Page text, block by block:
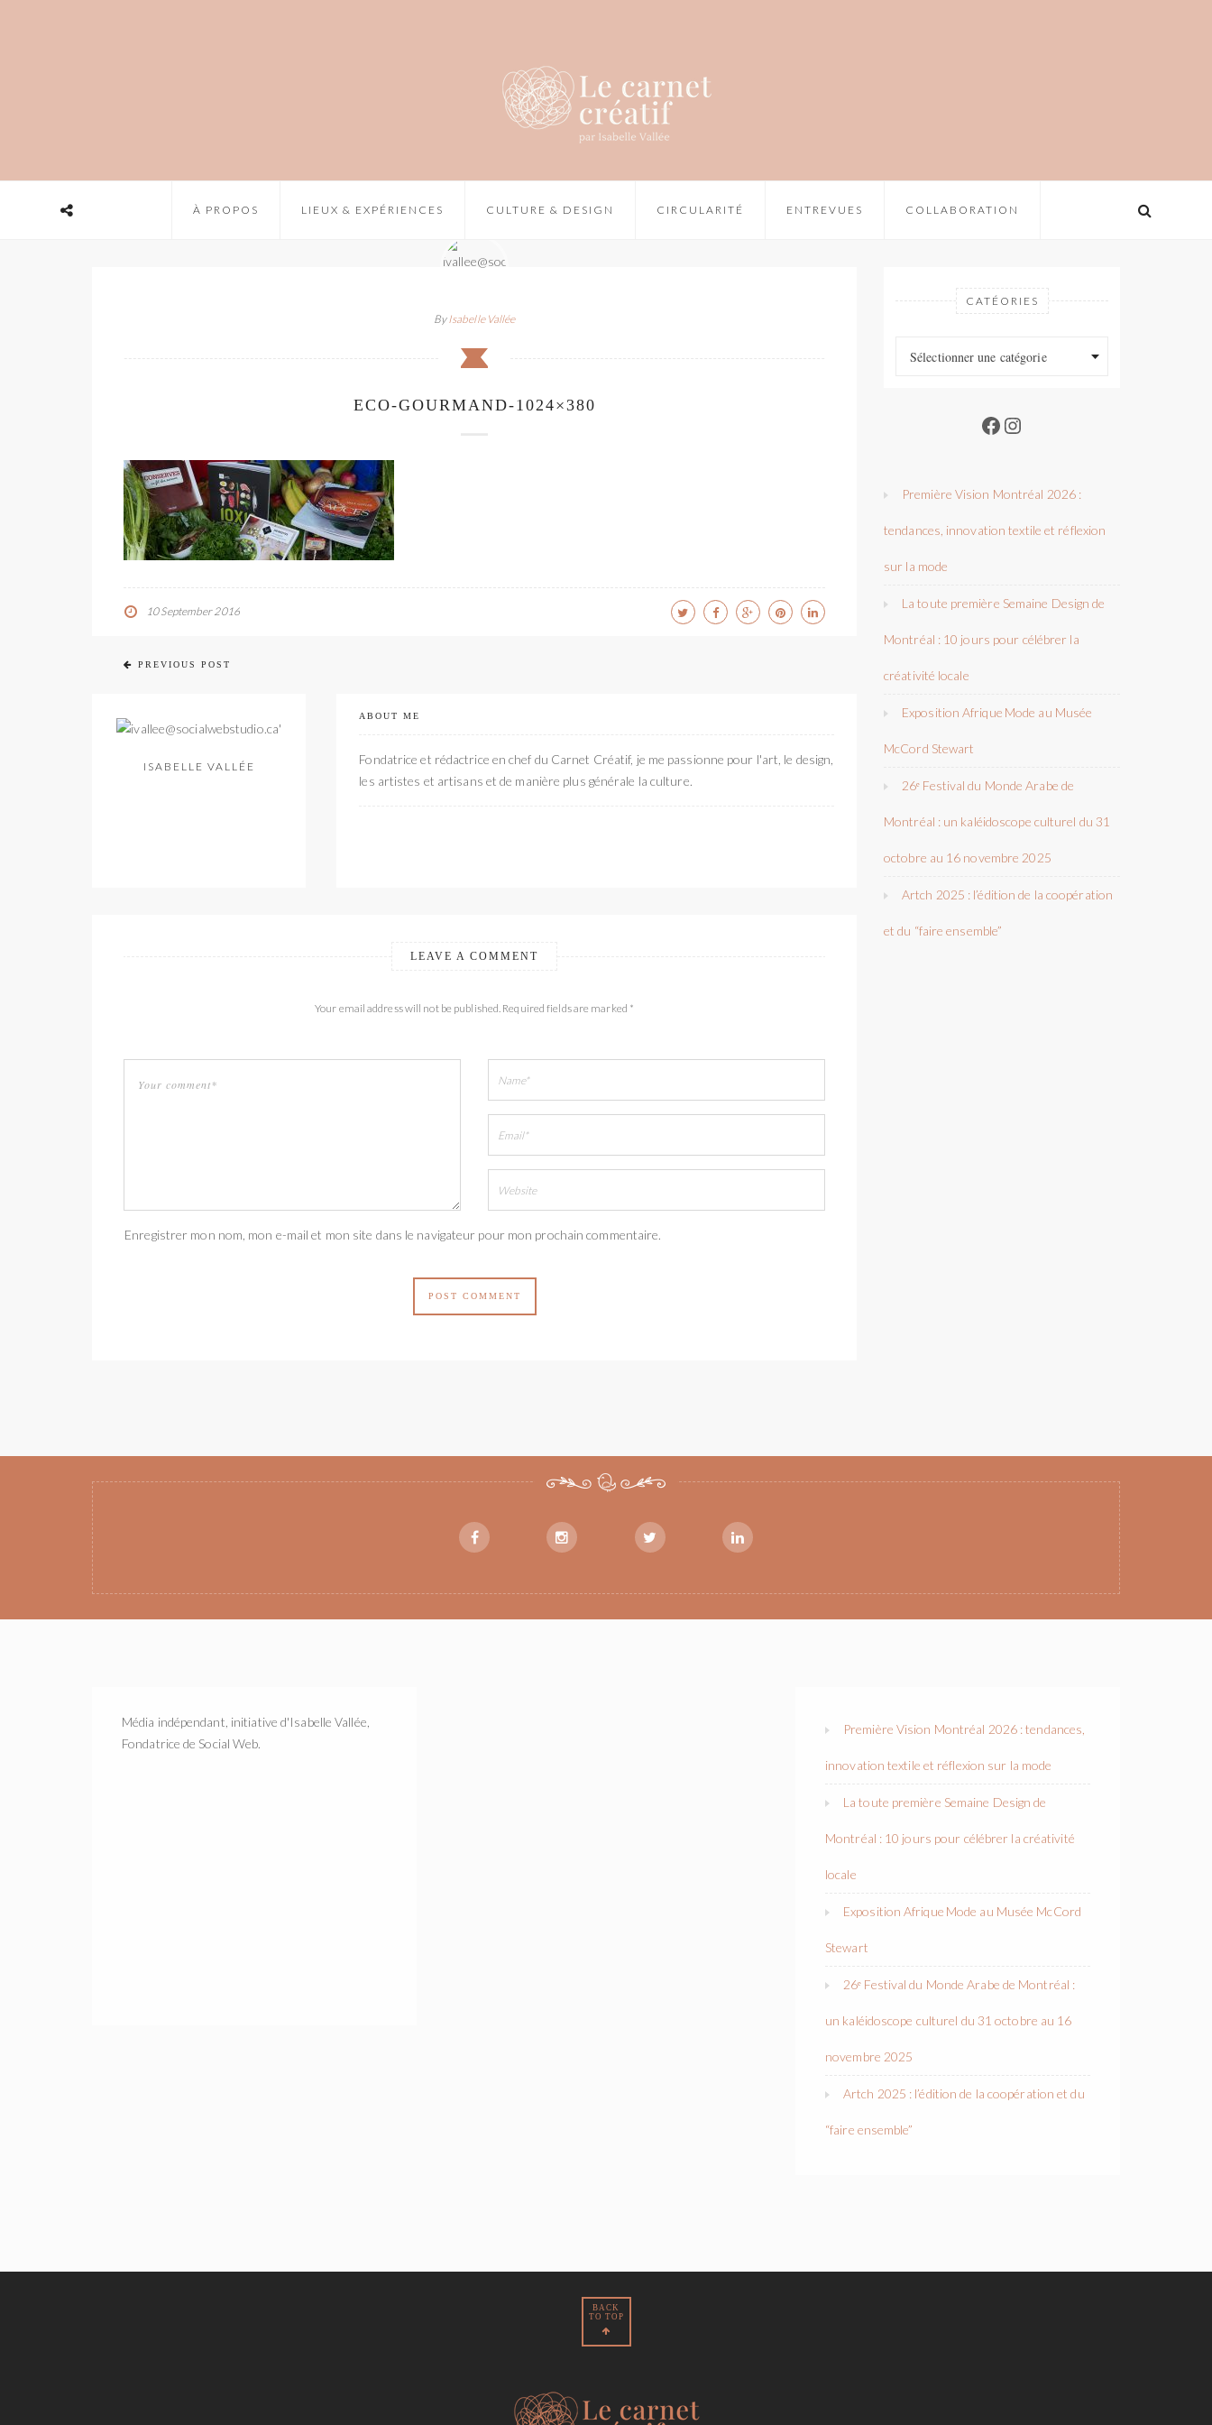
À PROPOS LIEUX & EXPÉRIENCES CULTURE & DESIGN CIRCULARITÉ ENTREVUES COLLABORATION
ByIsabelle Vallée
ECO-GOURMAND-1024×380
10 September 2016
PREVIOUS POST
ISABELLE VALLÉE
ABOUT ME
Fondatrice et rédactrice en chef du Carnet Créatif, je me passionne pour l'art, le design,
les artistes et artisans et de manière plus générale la culture.
LEAVE A COMMENT
Your email address will not be published. Required fields are marked *
Enregistrer mon nom, mon e-mail et mon site dans le navigateur pour mon prochain commentaire.
CATÉORIES
Sélectionner une catégorie
Facebook
Instagram
Première Vision Montréal 2026 :
tendances, innovation textile et réflexion
sur la mode
La toute première Semaine Design de
Montréal : 10 jours pour célébrer la
créativité locale
Exposition Afrique Mode au Musée
McCord Stewart
26ᵉ Festival du Monde Arabe de
Montréal : un kaléidoscope culturel du 31
octobre au 16 novembre 2025
Artch 2025 : l’édition de la coopération
et du “faire ensemble”
Média indépendant, initiative d'Isabelle Vallée,
Fondatrice de Social Web.
Première Vision Montréal 2026 : tendances,
innovation textile et réflexion sur la mode
La toute première Semaine Design de
Montréal : 10 jours pour célébrer la créativité
locale
Exposition Afrique Mode au Musée McCord
Stewart
26ᵉ Festival du Monde Arabe de Montréal :
un kaléidoscope culturel du 31 octobre au 16
novembre 2025
Artch 2025 : l’édition de la coopération et du
“faire ensemble”
BACK
TO TOP